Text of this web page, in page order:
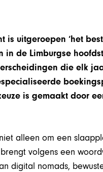
is uitgeroepen ‘het
in de Limburgse
die elk
is gemaakt door
alleen om een
volgens een
digital nomads,